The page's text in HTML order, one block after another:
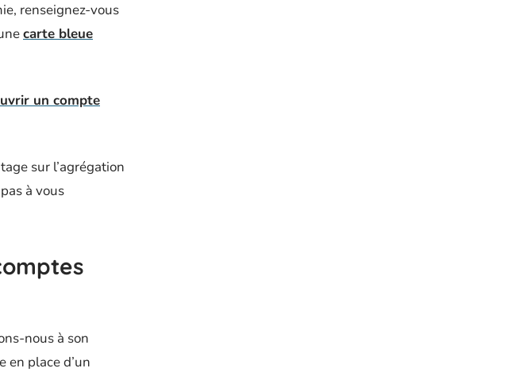
renseignez-vous
carte bleue
un compte
sur l’agrégation
à vous
nous à son
en place d’un